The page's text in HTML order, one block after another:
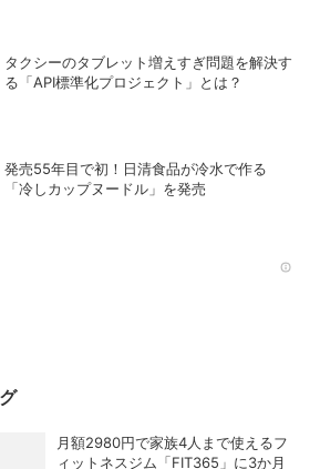
タクシーのタブレット増えすぎ問題を解決す
る「API標準化プロジェクト」とは？
発売55年目で初！日清食品が冷水で作る
「冷しカップヌードル」を発売
月額2980円で家族4人まで使えるフ
ィットネスジム「FIT365」に3か月